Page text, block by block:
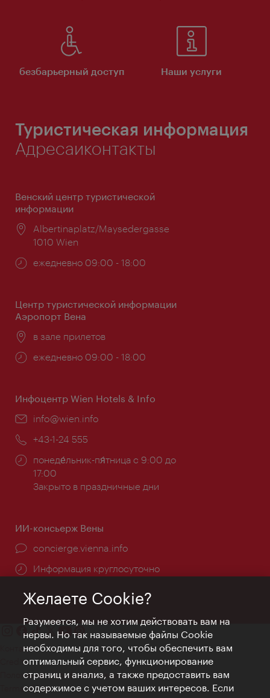
безбарьерный доступ Наши услуги
Туристическая информация
Адресаиконтакты
Венский центр туристической
информации
Расположение:
Albertinaplatz/Maysedergasse
1010 Wien
Часы
ежедневно 09:00 - 18:00
Центр туристической информации
Аэропорт Вена
Расположение:
в зале прилетов
Часы
ежедневно 09:00 - 18:00
Инфоцентр Wien Hotels & Info
Эл.
info@wien.info
Телефон:
+43-1-24 555
Часы
работы:
понеде́льник-пя́тница с 9:00 до
17:00
Закрыто в праздничные дни
ИИ-консьерж Вены
concierge.vienna.info
Информация круглосуточно
Контакт
Credits
Положение о конфиденциальности
Terms of Use
Желаете Cookie?
Разумеется, мы не хотим действовать вам на
нервы. Но так называемые файлы Cookie
необходимы для того, чтобы обеспечить вам
оптимальный сервис, функционирование
страниц и анализ, а также предоставить вам
содержимое с учетом ваших интересов. Если